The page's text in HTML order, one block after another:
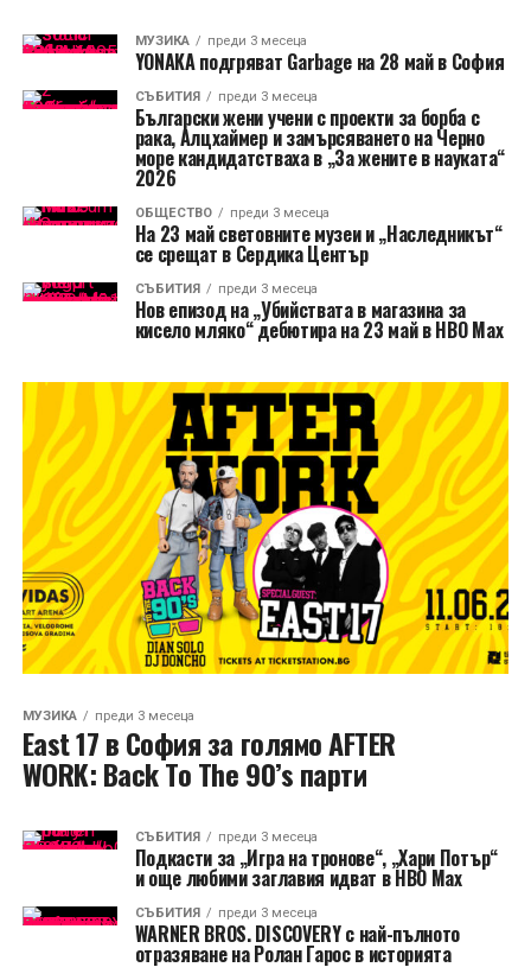
МУЗИКА преди 3 месеца
YONAKA подгряват Garbage на 28 май в София
СЪБИТИЯ преди 3 месеца
Български жени учени с проекти за борба с
рака, Алцхаймер и замърсяването на Черно
море кандидатстваха в „За жените в науката“
2026
ОБЩЕСТВО преди 3 месеца
На 23 май световните музеи и „Наследникът“
се срещат в Сердика Център
СЪБИТИЯ преди 3 месеца
Нов епизод на „Убийствата в магазина за
кисело мляко“ дебютира на 23 май в HBO Max
МУЗИКА преди 3 месеца
East 17 в София за голямо AFTER
WORK: Back To The 90’s парти
СЪБИТИЯ преди 3 месеца
Подкасти за „Игра на тронове“, „Хари Потър“
и още любими заглавия идват в HBO Max
СЪБИТИЯ преди 3 месеца
WARNER BROS. DISCOVERY с най-пълното
отразяване на Ролан Гарос в историята